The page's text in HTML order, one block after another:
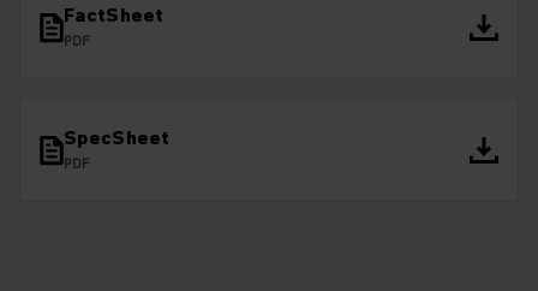
FactSheet
PDF
SpecSheet
PDF